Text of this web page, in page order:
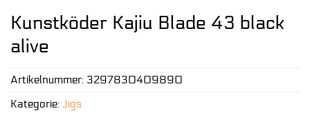
Kunstköder Kajiu Blade 43 black
alive
Artikelnummer: 3297830409890
Kategorie: Jigs